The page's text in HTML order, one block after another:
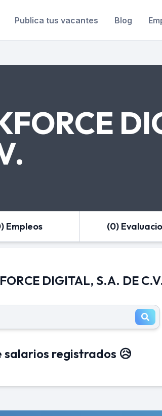
Publica tus vacantes Blog
Empleos (0)
DIGITAL, S.A. DE
salarios registrados 😥